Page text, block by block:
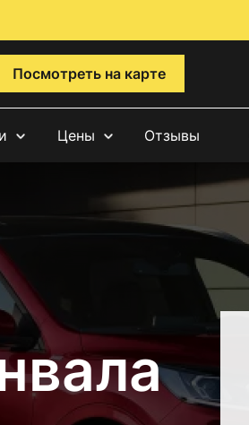
Посмотреть на карте
Цены Отзывы